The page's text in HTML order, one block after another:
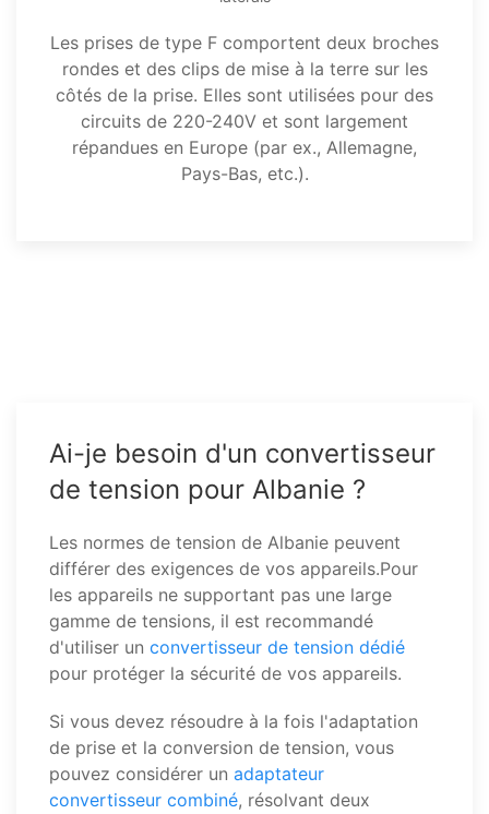
Les prises de type F comportent deux broches
rondes et des clips de mise à la terre sur les
côtés de la prise. Elles sont utilisées pour des
circuits de 220-240V et sont largement
répandues en Europe (par ex., Allemagne,
Pays-Bas, etc.).
Ai-je besoin d'un convertisseur
de tension pour Albanie ?
Les normes de tension de Albanie peuvent
différer des exigences de vos appareils.Pour
les appareils ne supportant pas une large
gamme de tensions, il est recommandé
d'utiliser un convertisseur de tension dédié
pour protéger la sécurité de vos appareils.
Si vous devez résoudre à la fois l'adaptation
de prise et la conversion de tension, vous
pouvez considérer un adaptateur
convertisseur combiné, résolvant deux